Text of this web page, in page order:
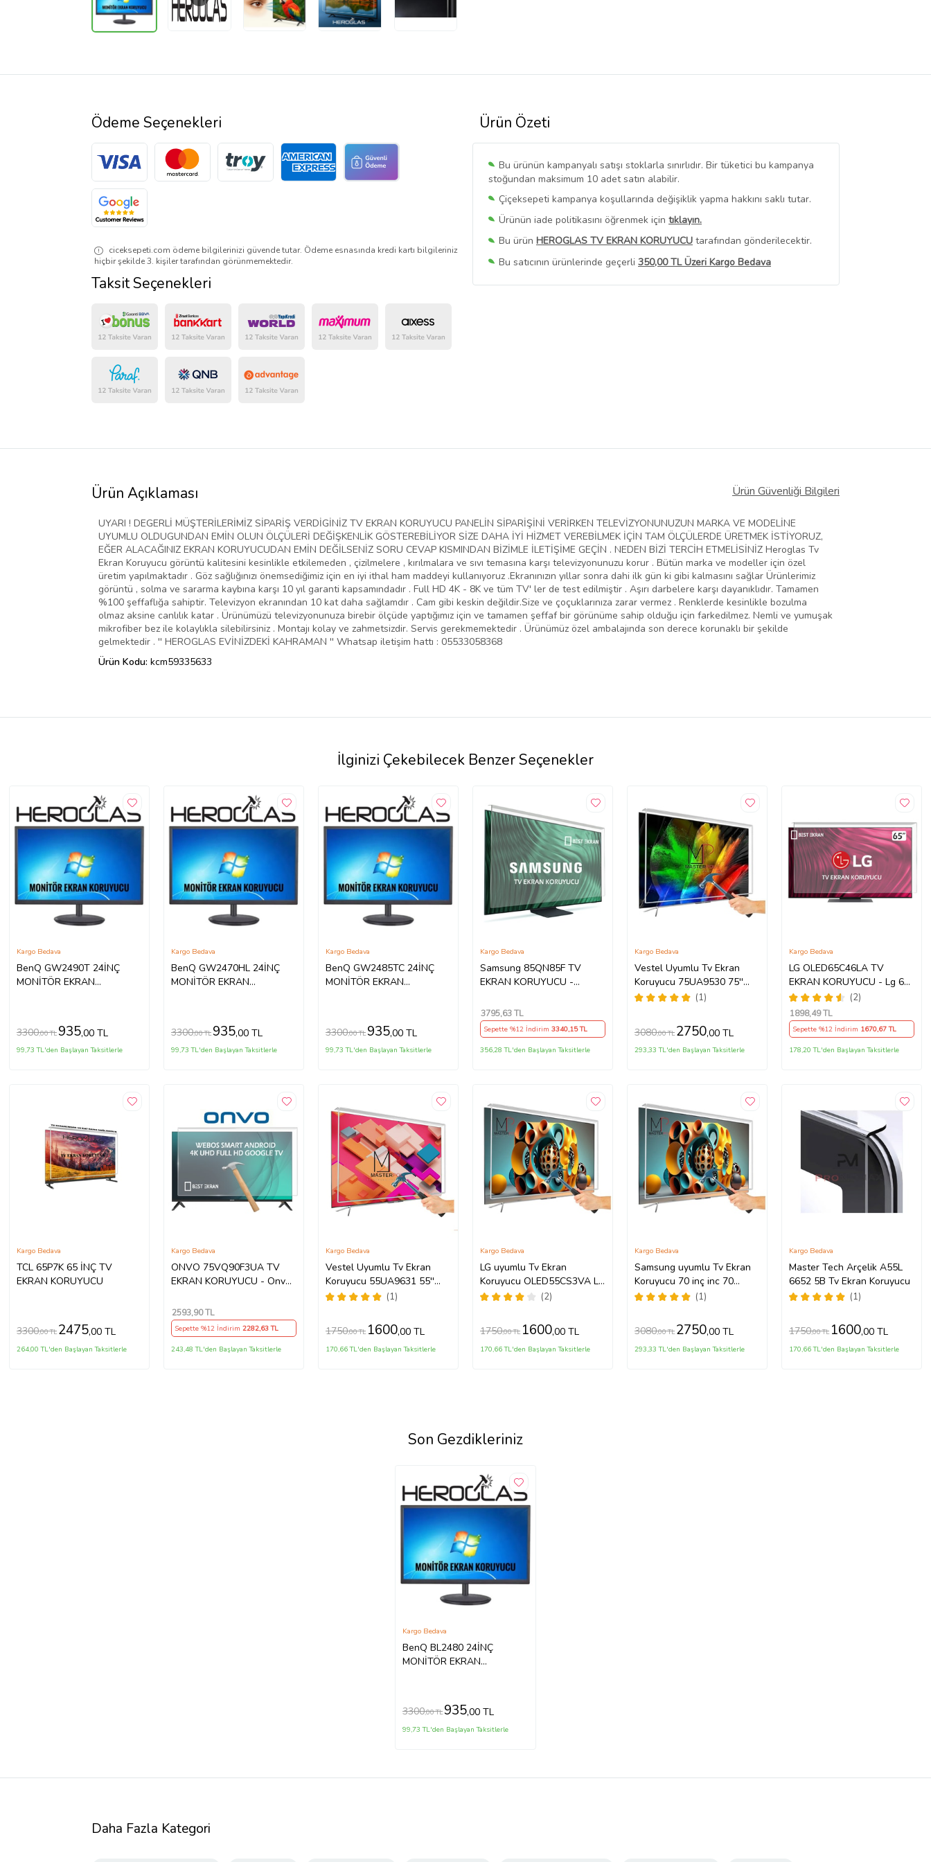
Ürün Özeti
Bu ürünün kampanyalı satışı stoklarla sınırlıdır. Bir tüketici bu kampanya
stoğundan maksimum 10 adet satın alabilir.
Çiçeksepeti kampanya koşullarında değişiklik yapma hakkını saklı tutar.
Ürünün iade politikasını öğrenmek için tıklayın.
Bu ürün HEROGLAS TV EKRAN KORUYUCU tarafından gönderilecektir.
Bu satıcının ürünlerinde geçerli 350,00 TL Üzeri Kargo Bedava
Bu SatıcınınTüm Ürünlerini Görüntüle
Ödeme Seçenekleri
ciceksepeti.com ödeme bilgilerinizi güvende tutar. Ödeme esnasında kredi kartı bilgileriniz
hiçbir şekilde 3. kişiler tarafından görünmemektedir.
Taksit Seçenekleri
Ürün Açıklaması Ürün Güvenliği Bilgileri
UYARI ! DEGERLİ MÜŞTERİLERİMİZ SİPARİŞ VERDİGİNİZ TV EKRAN KORUYUCU PANELİN SİPARİŞİNİ VERİRKEN TELEVİZYONUNUZUN MARKA VE MODELİNE
UYUMLU OLDUGUNDAN EMİN OLUN ÖLÇÜLERİ DEĞİŞKENLİK GÖSTEREBİLİYOR SİZE DAHA İYİ HİZMET VEREBİLMEK İÇİN TAM ÖLÇÜLERDE ÜRETMEK İSTİYORUZ,
EĞER ALACAĞINIZ EKRAN KORUYUCUDAN EMİN DEĞİLSENİZ SORU CEVAP KISMINDAN BİZİMLE İLETİŞİME GEÇİN . NEDEN BİZİ TERCİH ETMELİSİNİZ Heroglas Tv
Ekran Koruyucu görüntü kalitesini kesinlikle etkilemeden , çizilmelere , kırılmalara ve sıvı temasına karşı televizyonunuzu korur . Bütün marka ve modeller için özel
üretim yapılmaktadır . Göz sağlığınızı önemsediğimiz için en iyi ithal ham maddeyi kullanıyoruz .Ekranınızın yıllar sonra dahi ilk gün ki gibi kalmasını sağlar Ürünlerimiz
görüntü , solma ve sararma kaybına karşı 10 yıl garanti kapsamındadır . Full HD 4K - 8K ve tüm TV' ler de test edilmiştir . Aşırı darbelere karşı dayanıklıdır. Tamamen
%100 şeffaflığa sahiptir. Televizyon ekranından 10 kat daha sağlamdır . Cam gibi keskin değildir.Size ve çoçuklarınıza zarar vermez . Renklerde kesinlikle bozulma
olmaz aksine canlılık katar . Ürünümüzü televizyonunuza birebir ölçüde yaptığımız için ve tamamen şeffaf bir görünüme sahip olduğu için farkedilmez. Nemli ve yumuşak
mikrofiber bez ile kolaylıkla silebilirsiniz . Montajı kolay ve zahmetsizdir. Servis gerekmemektedir . Ürünümüz özel ambalajında son derece korunaklı bir şekilde
gelmektedir . '' HEROGLAS EVİNİZDEKİ KAHRAMAN '' Whatsap iletişim hattı : 05533058368
Ürün Kodu: kcm59335633
İlginizi Çekebilecek Benzer Seçenekler
BenQ GW2490T 24İNÇ
MONİTÖR EKRAN
Kargo Bedava
3300,00 TL 935,00 TL
99,73 TL'den Başlayan Taksitlerle
BenQ GW2470HL 24İNÇ
MONİTÖR EKRAN
Kargo Bedava
3300,00 TL 935,00 TL
99,73 TL'den Başlayan Taksitlerle
BenQ GW2485TC 24İNÇ
MONİTÖR EKRAN
Kargo Bedava
3300,00 TL 935,00 TL
99,73 TL'den Başlayan Taksitlerle
Samsung 85QN85F TV
EKRAN KORUYUCU -
Ekran Tv ekran Koruyucu
QE85QN85FAUXTK
Kargo Bedava
3795,63 TL
Sepette %12 İndirim 3340,15 TL
356,28 TL'den Başlayan Taksitlerle
Vestel Uyumlu Tv Ekran
Koruyucu 75UA9530 75''
189 Ekran 4K Smart Android
(1)
Kargo Bedava
3080,00 TL 2750,00 TL
293,33 TL'den Başlayan Taksitlerle
LG OLED65C46LA TV
EKRAN KORUYUCU - Lg 65"
inç 4k Oled Evo Ekran
Koruyucu
(2)
Kargo Bedava
1898,49 TL
Sepette %12 İndirim 1670,67 TL
178,20 TL'den Başlayan Taksitlerle
TCL 65P7K 65 İNÇ TV
EKRAN KORUYUCU
Kargo Bedava
3300,00 TL 2475,00 TL
264,00 TL'den Başlayan Taksitlerle
ONVO 75VQ90F3UA TV
EKRAN KORUYUCU - Onvo
Şeffaf Koruma paneli
Kargo Bedava
2593,90 TL
Sepette %12 İndirim 2282,63 TL
243,48 TL'den Başlayan Taksitlerle
Vestel Uyumlu Tv Ekran
Koruyucu 55UA9631 55''
139 Ekran 4K Smart Android
(1)
Kargo Bedava
1750,00 TL 1600,00 TL
170,66 TL'den Başlayan Taksitlerle
LG uyumlu Tv Ekran
Koruyucu OLED55CS3VA LG
OLED evo 55 inç inc CS3
(2)
Kargo Bedava
1750,00 TL 1600,00 TL
170,66 TL'den Başlayan Taksitlerle
Samsung uyumlu Tv Ekran
Koruyucu 70 inç inc 70
Crystal UHD 4K CU7100
(1)
Kargo Bedava
3080,00 TL 2750,00 TL
293,33 TL'den Başlayan Taksitlerle
Master Tech Arçelik A55L
6652 5B Tv Ekran Koruyucu
(1)
Kargo Bedava
1750,00 TL 1600,00 TL
170,66 TL'den Başlayan Taksitlerle
Son Gezdikleriniz
BenQ BL2480 24İNÇ
MONİTÖR EKRAN
Kargo Bedava
3300,00 TL 935,00 TL
99,73 TL'den Başlayan Taksitlerle
Daha Fazla Kategori